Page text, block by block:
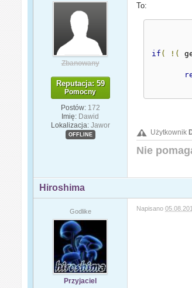
Zbanowany
Reputacja: 59
Pomocny
Postów: 172
Imię: Dawid
Lokalizacja: Jawor
OFFLINE
To:
if ( !(
Użytkownik
Nie
Hiroshima
Godlike
Przyjaciel
Napisano